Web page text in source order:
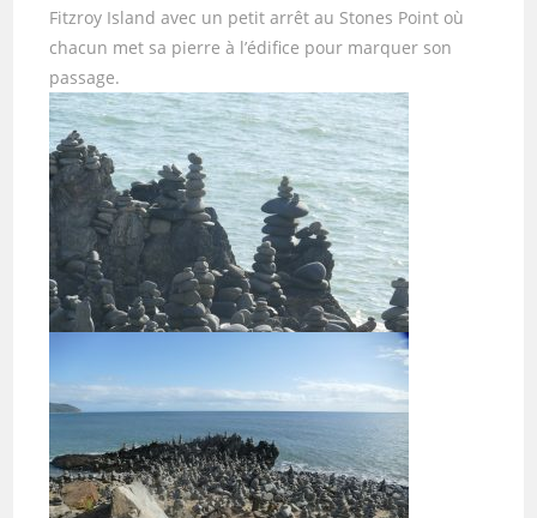
Fitzroy Island avec un petit arrêt au Stones Point où
chacun met sa pierre à l’édifice pour marquer son
passage.